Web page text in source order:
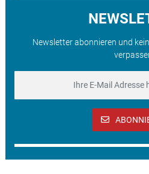
Newsletter abonnieren und